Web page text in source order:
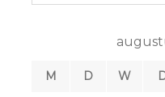
M D W